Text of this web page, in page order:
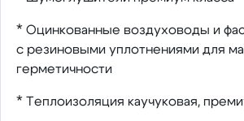
* Оцинкованные воздуховоды и
с резиновыми уплотнениями для
герметичности
* Теплоизоляция каучуковая,